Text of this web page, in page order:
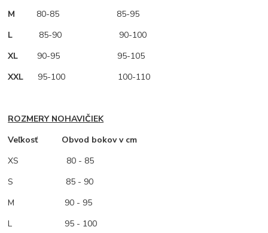
M 80-85 85-95
L 85-90 90-100
XL 90-95 95-105
XXL 95-100 100-110
ROZMERY NOHAVIČIEK
Veľkosť Obvod bokov v cm
XS
80 - 85
S 85 - 90
M
90 - 95
L 95 - 100